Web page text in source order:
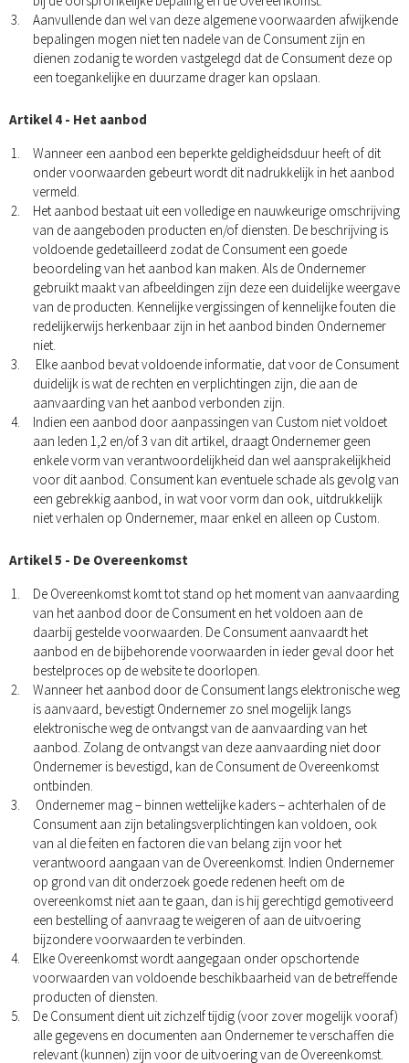
Aanvullende dan wel van deze algemene voorwaarden afwijkende
bepalingen mogen niet ten nadele van de Consument zijn en
dienen zodanig te worden vastgelegd dat de Consument deze op
een toegankelijke en duurzame drager kan opslaan.
Artikel 4 - Het aanbod
Wanneer een aanbod een beperkte geldigheidsduur heeft of dit
onder voorwaarden gebeurt wordt dit nadrukkelijk in het aanbod
vermeld.
Het aanbod bestaat uit een volledige en nauwkeurige omschrijving
van de aangeboden producten en/of diensten. De beschrijving is
voldoende gedetailleerd zodat de Consument een goede
beoordeling van het aanbod kan maken. Als de Ondernemer
gebruikt maakt van afbeeldingen zijn deze een duidelijke weergave
van de producten. Kennelijke vergissingen of kennelijke fouten die
redelijkerwijs herkenbaar zijn in het aanbod binden Ondernemer
niet.
Elke aanbod bevat voldoende informatie, dat voor de Consument
duidelijk is wat de rechten en verplichtingen zijn, die aan de
aanvaarding van het aanbod verbonden zijn.
Indien een aanbod door aanpassingen van Custom niet voldoet
aan leden 1,2 en/of 3 van dit artikel, draagt Ondernemer geen
enkele vorm van verantwoordelijkheid dan wel aansprakelijkheid
voor dit aanbod. Consument kan eventuele schade als gevolg van
een gebrekkig aanbod, in wat voor vorm dan ook, uitdrukkelijk
niet verhalen op Ondernemer, maar enkel en alleen op Custom.
Artikel 5 - De Overeenkomst
De Overeenkomst komt tot stand op het moment van aanvaarding
van het aanbod door de Consument en het voldoen aan de
daarbij gestelde voorwaarden. De Consument aanvaardt het
aanbod en de bijbehorende voorwaarden in ieder geval door het
bestelproces op de website te doorlopen.
Wanneer het aanbod door de Consument langs elektronische weg
is aanvaard, bevestigt Ondernemer zo snel mogelijk langs
elektronische weg de ontvangst van de aanvaarding van het
aanbod. Zolang de ontvangst van deze aanvaarding niet door
Ondernemer is bevestigd, kan de Consument de Overeenkomst
ontbinden.
Ondernemer mag – binnen wettelijke kaders – achterhalen of de
Consument aan zijn betalingsverplichtingen kan voldoen, ook
van al die feiten en factoren die van belang zijn voor het
verantwoord aangaan van de Overeenkomst. Indien Ondernemer
op grond van dit onderzoek goede redenen heeft om de
overeenkomst niet aan te gaan, dan is hij gerechtigd gemotiveerd
een bestelling of aanvraag te weigeren of aan de uitvoering
bijzondere voorwaarden te verbinden.
Elke Overeenkomst wordt aangegaan onder opschortende
voorwaarden van voldoende beschikbaarheid van de betreffende
producten of diensten.
De Consument dient uit zichzelf tijdig (voor zover mogelijk vooraf)
alle gegevens en documenten aan Ondernemer te verschaffen die
relevant (kunnen) zijn voor de uitvoering van de Overeenkomst.